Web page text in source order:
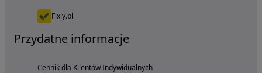
Fixly.pl
Przydatne informacje
Cennik dla Klientów Indywidualnych